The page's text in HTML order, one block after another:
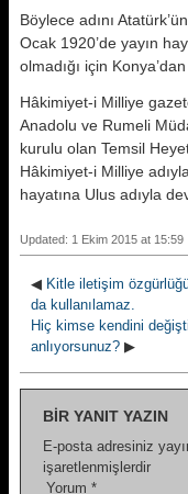
Böylece adını
Ocak 1920’de yayın
olmadığı için
Hâkimiyet-i Milliye
Anadolu ve Rumeli
kurulu olan Temsil
Hâkimiyet-i Milliye
hayatına Ulus adıyla
Updated: 1 Ekim 2015 at 15:59
◀ Kitle iletişim
da kullanılamaz.
Hiç kimse kendini
anlıyorsunuz? ▶
BIR YANIT YAZIN
E-posta adresiniz
işaretlenmişlerdir
Yorum *